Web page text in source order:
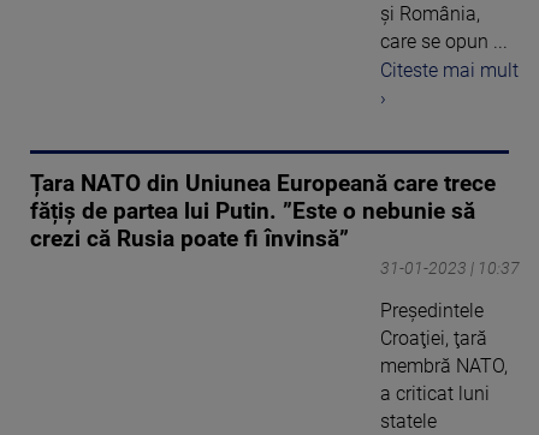
şi România,
care se opun ...
Citeste mai mult
›
Țara NATO din Uniunea Europeană care trece
fățiș de partea lui Putin. ”Este o nebunie să
crezi că Rusia poate fi învinsă”
31-01-2023 | 10:37
Preşedintele
Croaţiei, ţară
membră NATO,
a criticat luni
statele